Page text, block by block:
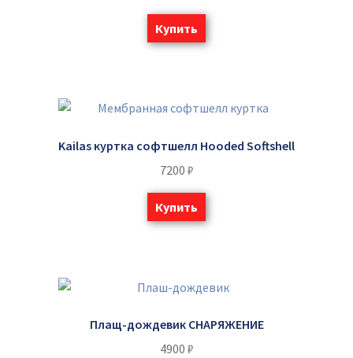
Купить
Kailas куртка софтшелл Hooded Softshell
7200 ₽
Купить
Плащ-дождевик СНАРЯЖЕНИЕ
4900 ₽